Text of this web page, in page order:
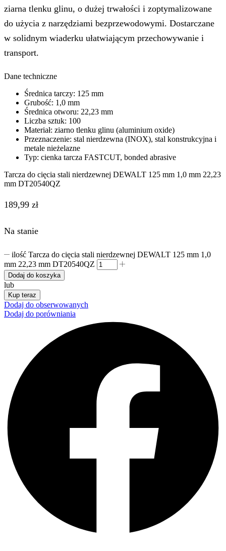
ziarna tlenku glinu, o dużej trwałości i zoptymalizowane
do użycia z narzędziami bezprzewodowymi. Dostarczane
w solidnym wiaderku ułatwiającym przechowywanie i
transport.
Dane techniczne
Średnica tarczy: 125 mm
Grubość: 1,0 mm
Średnica otworu: 22,23 mm
Liczba sztuk: 100
Materiał: ziarno tlenku glinu (aluminium oxide)
Przeznaczenie: stal nierdzewna (INOX), stal konstrukcyjna i
metale nieżelazne
Typ: cienka tarcza FASTCUT, bonded abrasive
Tarcza do cięcia stali nierdzewnej DEWALT 125 mm 1,0 mm 22,23
mm DT20540QZ
189,99 zł
Na stanie
ilość Tarcza do cięcia stali nierdzewnej DEWALT 125 mm 1,0
mm 22,23 mm DT20540QZ
Dodaj do koszyka
lub
Kup teraz
Dodaj do obserwowanych
Dodaj do porówniania